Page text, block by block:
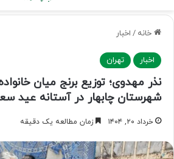
خانه / اخبار
اخبار تهران
نذر مهدوی؛ توزیع برنج میان
شهرستان چابهار در آستانه عید
خرداد ۲۰, ۱۴۰۴ زمان مطالعه یک دقیقه